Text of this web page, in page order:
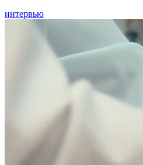
интервью